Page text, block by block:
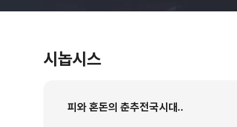
시놉시스
피와 혼돈의 춘추전국시대..